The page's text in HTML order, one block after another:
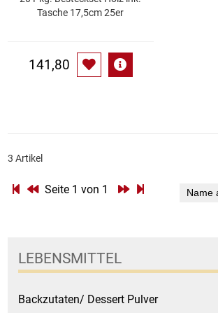
Fruchtsaft
Frühstück / süße Aufstriche
Garten
Gemüsekonserven
Gewürze
Gläser
LEBENSMITTEL
Backzutaten/ Dessert Pulver
Tasche 17,5cm 25er
141,80
3 Artikel
Seite 1 von 1